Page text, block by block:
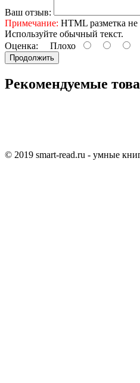
Ваш отзыв:
Примечание: HTML разметка
Используйте обычный текст.
Оценка: Плохо
Продолжить
Рекомендуемые
© 2019 smart-read.ru - умные